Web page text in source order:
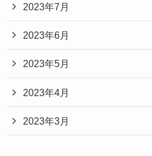
2023年7月
2023年6月
2023年5月
2023年4月
2023年3月